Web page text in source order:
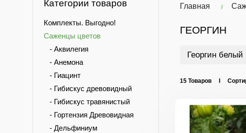
Категории товаров
Комплекты. Выгодно!
Саженцы цветов
- Аквилегия
- Анемона
- Гиацинт
- Гибискус древовидный
- Гибискус травянистый
- Гортензия Древовидная
- Дельфиниум
Главная
ГЕОРГИН
Георгин белый
15 Товаров I